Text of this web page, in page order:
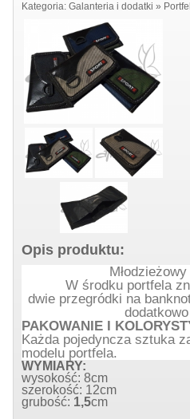
Kategoria: Galanteria i dodatki »
Opis produktu:
W środku portfela
dwie przegródki na
PAKOWANIE I
Każda pojedyncza sztuka
modelu portfela.
WYMIARY:
wysokość: 8cm
szerokość: 12cm
grubość: 1,5cm